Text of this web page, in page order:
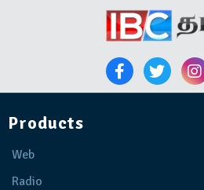
Products
Web
Radio